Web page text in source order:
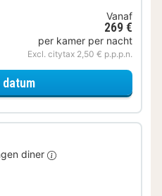
Vanaf
269 €
per kamer per nacht
Excl. citytax 2,50 € p.p.p.n.
datumvoor Verblijf & Diner
diner